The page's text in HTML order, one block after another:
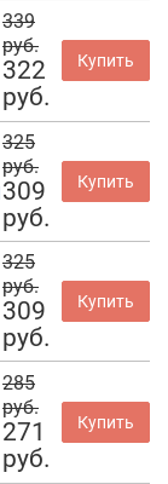
339
руб.
322
руб.
Купить
325
руб.
309
руб.
Купить
325
руб.
309
руб.
Купить
285
руб.
271
руб.
Купить